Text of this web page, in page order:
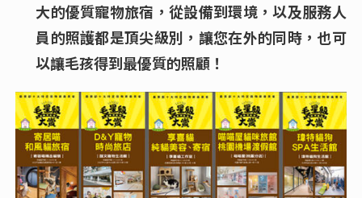
大的優質寵物旅宿，從設備到環境，以及服務人
員的照護都是頂尖級別，讓您在外的同時，也可
以讓毛孩得到最優質的照顧！